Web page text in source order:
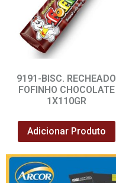
9191-BISC. RECHEADO
FOFINHO CHOCOLATE
1X110GR
Adicionar Produto